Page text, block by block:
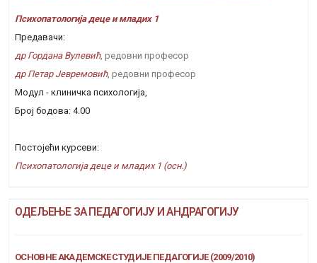
Психопатологија деце и младих 1
Предавачи:
др Гордана Вулевић, редовни професор
др Петар Јевремовић, редовни професор
Модул - клиничка психологија,
Број бодова: 4.00
Постојећи курсеви:
Психопатологија деце и младих 1 (осн.)
ОДЕЉЕЊЕ ЗА ПЕДАГОГИЈУ И АНДРАГОГИЈУ
ОСНОВНЕ АКАДЕМСКЕ СТУДИЈЕ ПЕДАГОГИЈЕ (2009/2010)